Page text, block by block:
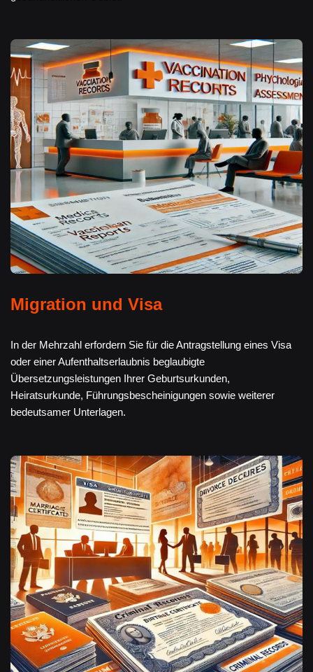
Migration und Visa
In der Mehrzahl erfordern Sie für die Antragstellung eines Visa
oder einer Aufenthaltserlaubnis beglaubigte
Übersetzungsleistungen Ihrer Geburtsurkunden,
Heiratsurkunde, Führungsbescheinigungen sowie weiterer
bedeutsamer Unterlagen.